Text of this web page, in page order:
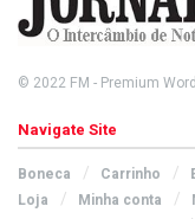
© 2022 FM - Premium
Navigate Site
Boneca Carrinho
Loja
Minha conta